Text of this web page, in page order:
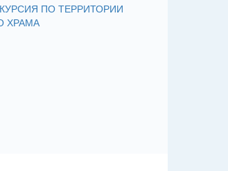
ПО ТЕРРИТОРИИ
ХРАМА